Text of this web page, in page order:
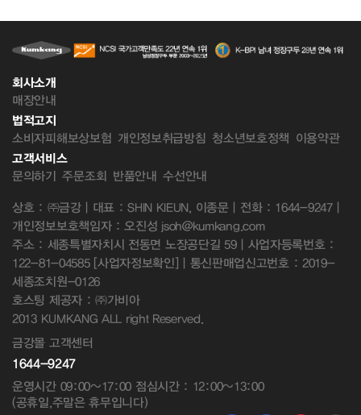
회사소개
매장안내
법적고지
소비자피해보상보험 개인정보취급방침 청소년보호정책 이용약관
고객서비스
문의하기 주문조회 반품안내 수선안내
상호 : ㈜금강 | 대표 : SHIN KIEUN, 이종문 | 전화 : 1644-9247 |
개인정보보호책임자 : 오진성 jsoh@kumkang.com
주소 : 세종특별자치시 전동면 노장공단길 59 | 사업자등록번호 :
122-81-04585 [사업자정보확인] | 통신판매업신고번호 : 2019-
세종조치원-0126
호스팅 제공자 : ㈜가비아
2013 KUMKANG ALL right Reserved.
금강몰 고객센터
1644-9247
운영시간 09:00~17:00 점심시간 : 12:00~13:00
(공휴일,주말은 휴무입니다)